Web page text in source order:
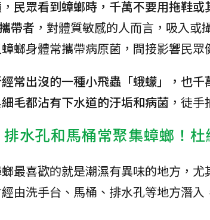
民眾看到蟑螂時，千萬不要用拖鞋
帶者 ，對體質敏感的人而言，吸入
螂身體常攜帶病原菌，間接影響民眾
常出沒的一種小飛蟲「蛾蠓」，也
毛都沾有下水道的汙垢和病菌 ，徒
水孔和馬桶常聚集蟑螂！
最喜歡的就是潮濕有異味的地方，
由洗手台、馬桶、排水孔等地方潛